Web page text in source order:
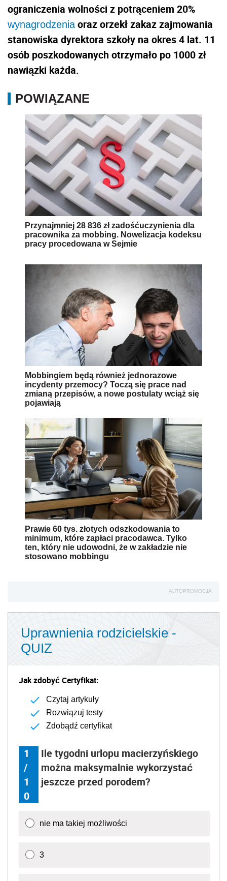
ograniczenia wolności z potrąceniem 20%
wynagrodzeniaoraz orzekł zakaz zajmowania
stanowiska dyrektora szkoły na okres 4 lat. 11
osób poszkodowanych otrzymało po 1000 zł
nawiązki każda.
POWIĄZANE
Przynajmniej 28 836 zł zadośćuczynienia dla
pracownika za mobbing. Nowelizacja kodeksu
pracy procedowana w Sejmie
Mobbingiem będą również jednorazowe
incydenty przemocy? Toczą się prace nad
zmianą przepisów, a nowe postulaty wciąż się
pojawiają
Prawie 60 tys. złotych odszkodowania to
minimum, które zapłaci pracodawca. Tylko
ten, który nie udowodni, że w zakładzie nie
stosowano mobbingu
AUTOPROMOCJA
Uprawnienia rodzicielskie -
QUIZ
Jak zdobyć Certyfikat:
Czytaj artykuły
Rozwiązuj testy
Zdobądź certyfikat
1
/
1
0
Ile tygodni urlopu macierzyńskiego
można maksymalnie wykorzystać
jeszcze przed porodem?
nie ma takiej możliwości
3